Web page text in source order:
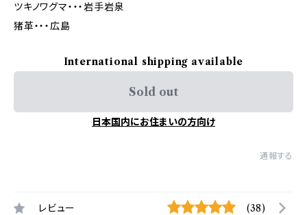
ツキノワグマ・・・岩手岩泉
猪革・・・広島
International shipping available
Sold out
日本国内にお住まいの方向け
通報する
レビュー (38)